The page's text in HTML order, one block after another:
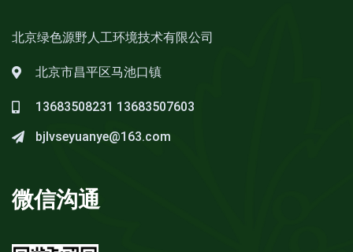
北京绿色源野人工环境技术有限公司
北京市昌平区马池口镇
13683508231 13683507603
bjlvseyuanye@163.com
微信沟通